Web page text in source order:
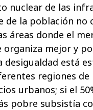
nuclear de las
de la población no
áreas donde el
mejor y
desigualdad está
regiones de
urbanos; si el
pobre subsistía